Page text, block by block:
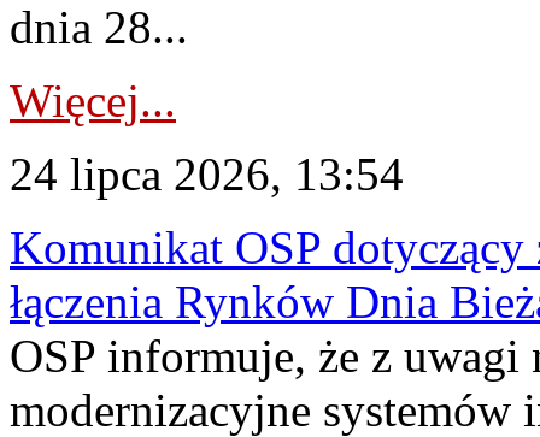
dnia 28...
Więcej...
24 lipca 2026, 13:54
Komunikat OSP dotyczący
łączenia Rynków Dnia
OSP informuje, że z uwagi
modernizacyjne